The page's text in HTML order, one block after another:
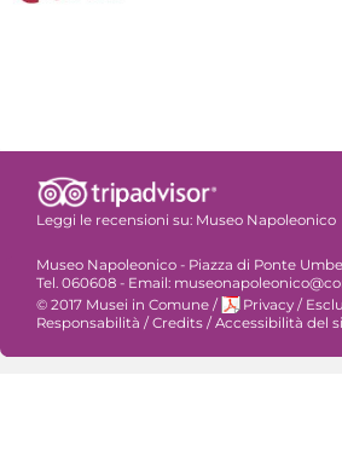
Leggi le recensioni su: Museo Napoleonico
Museo Napoleonico - Piazza di Ponte
Tel. 060608 - Email:
© 2017 Musei in Comune / Privacy /
Responsabilità /Credits /Accessibilità del